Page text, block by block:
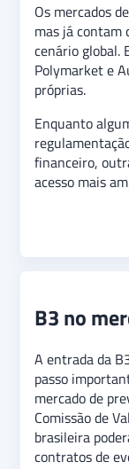
Os mercados
mas já contam
cenário global.
Polymarket e
próprias.
Enquanto
financeiro,
acesso mais
B3 no
A entrada da
passo
mercado de
Comissão de
brasileira
contratos de